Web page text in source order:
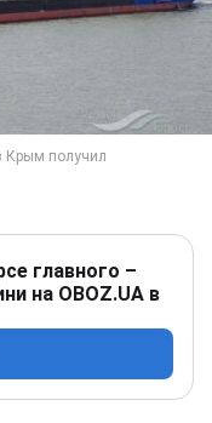
главного –
на OBOZ.UA в